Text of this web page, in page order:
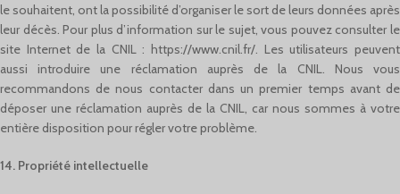
le souhaitent, ont la possibilité d’organiser le sort de leurs données après
leur décès. Pour plus d’information sur le sujet, vous pouvez consulter le
site Internet de la CNIL : https://www.cnil.fr/. Les utilisateurs peuvent
aussi introduire une réclamation auprès de la CNIL. Nous vous
recommandons de nous contacter dans un premier temps avant de
déposer une réclamation auprès de la CNIL, car nous sommes à votre
entière disposition pour régler votre problème.
14. Propriété intellectuelle